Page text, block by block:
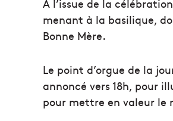
À l’issue de la
menant à la basilique,
Bonne Mère.
Le point d’orgue de la
annoncé vers 18h, pour
pour mettre en valeur le